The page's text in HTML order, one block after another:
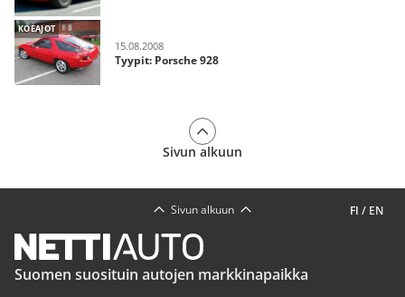
KOEAJOT
15.08.2008
Tyypit: Porsche 928
Sivun alkuun
FI / EN
Sivun alkuun
Suomen suosituin autojen markkinapaikka